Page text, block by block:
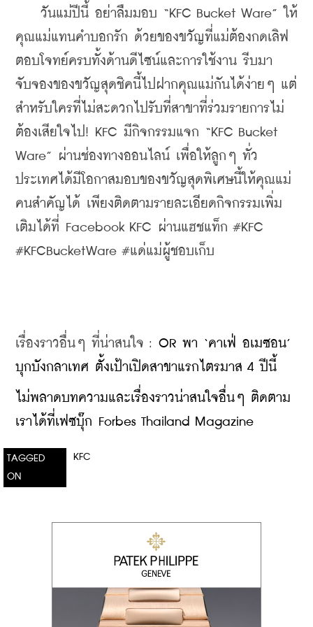
วันแม่ปีนี้ อย่าลืมมอบ “KFC Bucket Ware” ให้
คุณแม่แทนคำบอกรัก ด้วยของขวัญที่แม่ต้องกดเลิฟ
ตอบโจทย์ครบทั้งด้านดีไซน์และการใช้งาน รีบมา
จับจองของขวัญสุดชิคนี้ไปฝากคุณแม่กันได้ง่ายๆ แต่
สำหรับใครที่ไม่สะดวกไปรับที่สาขาที่ร่วมรายการไม่
ต้องเสียใจไป! KFC มีกิจกรรมแจก “KFC Bucket
Ware” ผ่านช่องทางออนไลน์ เพื่อให้ลูกๆ ทั่ว
ประเทศได้มีโอกาสมอบของขวัญสุดพิเศษนี้ให้คุณแม่
คนสำคัญได้ เพียงติดตามรายละเอียดกิจกรรมเพิ่ม
เติมได้ที่ Facebook KFC ผ่านแฮชแท็ก #KFC
#KFCBucketWare #แด่แม่ผู้ชอบเก็บ
เรื่องราวอื่นๆ ที่น่าสนใจ : OR พา ‘คาเฟ่ อเมซอน’
บุกบังกลาเทศ ตั้งเป้าเปิดสาขาแรกไตรมาส 4 ปีนี้
ไม่พลาดบทความและเรื่องราวน่าสนใจอื่นๆ ติดตาม
เราได้ที่เฟซบุ๊ก Forbes Thailand Magazine
TAGGED
ON
KFC